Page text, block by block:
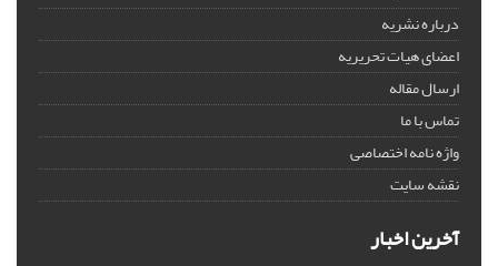
درباره نشریه
اعضای هیات تحریریه
ارسال مقاله
تماس با ما
واژه نامه اختصاصی
نقشه سایت
آخرین اخبار